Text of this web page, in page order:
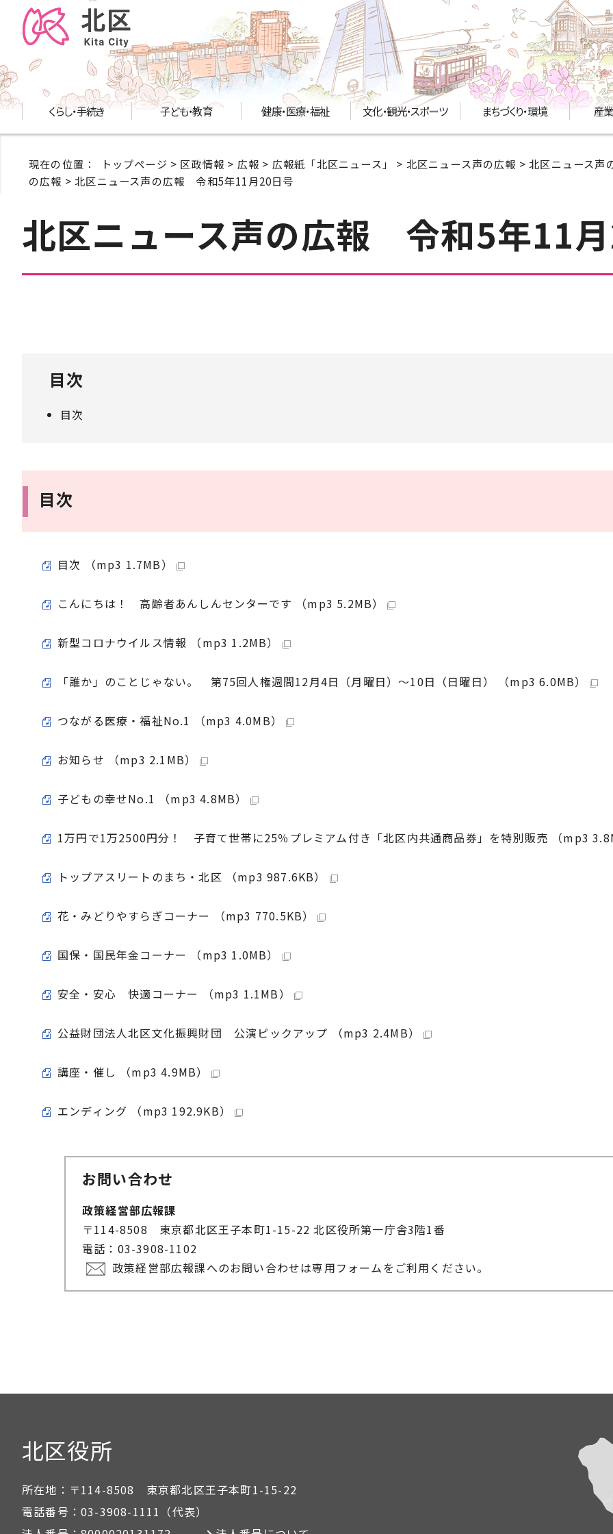
くらし・手続き 子ども・教育 健康・医療・福祉 文化・観光・スポーツ まちづくり・環境 産
現在の位置： トップページ > 区政情報 > 広報 > 広報紙「北区ニュース」 > 北区ニュース声の広報 >北区ニュース声
の広報 > 北区ニュース声の広報 令和5年11月20日号
北区ニュース声の広報 令和5年11
目次
目次
目次
目次 （mp3 1.7MB）
こんにちは！ 高齢者あんしんセンターです （mp3 5.2MB）
新型コロナウイルス情報 （mp3 1.2MB）
「誰か」のことじゃない。 第75回人権週間12月4日（月曜日）～10日（日曜日） （mp3 6.0MB）
つながる医療・福祉No.1 （mp3 4.0MB）
お知らせ （mp3 2.1MB）
子どもの幸せNo.1 （mp3 4.8MB）
1万円で1万2500円分！ 子育て世帯に25％プレミアム付き「北区内共通商品券」を特別販売 （mp3
トップアスリートのまち・北区 （mp3 987.6KB）
花・みどりやすらぎコーナー （mp3 770.5KB）
国保・国民年金コーナー （mp3 1.0MB）
安全・安心 快適コーナー （mp3 1.1MB）
公益財団法人北区文化振興財団 公演ピックアップ （mp3 2.4MB）
講座・催し （mp3 4.9MB）
エンディング （mp3 192.9KB）
お問い合わせ
政策経営部広報課
〒114-8508 東京都北区王子本町1-15-22 北区役所第一庁舎3階1番
電話：03-3908-1102
政策経営部広報課へのお問い合わせは専用フォームをご利用ください。
北区役所
所在地： 〒114-8508 東京都北区王子本町1-15-22
電話番号： 03-3908-1111 （代表）